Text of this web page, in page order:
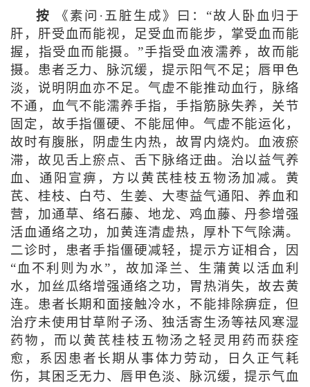
按 《素问·五脏生成》曰：“故人卧血归于
肝，肝受血而能视，足受血而能步，掌受血而能
握，指受血而能摄。”手指受血液濡养，故而能
摄。患者乏力、脉沉缓，提示阳气不足；唇甲色
淡，说明阴血亦不足。气虚不能推动血行，脉络
不通，血气不能濡养手指，手指筋脉失养，关节
固定，故手指僵硬、不能屈伸。气虚不能运化，
故时有腹胀，阴虚生内热，故胃内烧灼。血液瘀
滞，故见舌上瘀点、舌下脉络迂曲。治以益气养
血、通阳宣痹，方以黄芪桂枝五物汤加减。黄
芪、桂枝、白芍、生姜、大枣益气通阳、养血和
营，加通草、络石藤、地龙、鸡血藤、丹参增强
活血通络之功，加黄连清虚热，厚朴下气除满。
二诊时，患者手指僵硬减轻，提示方证相合，因
“血不利则为水”，故加泽兰、生蒲黄以活血利
水，加丝瓜络增强通络之功，胃热消失，故去黄
连。患者长期和面接触冷水，不能排除痹症，但
治疗未使用甘草附子汤、独活寄生汤等祛风寒湿
药物，而以黄芪桂枝五物汤之轻灵用药而获痊
愈，系因患者长期从事体力劳动，日久正气耗
伤，其困乏无力、唇甲色淡、脉沉缓，提示气血